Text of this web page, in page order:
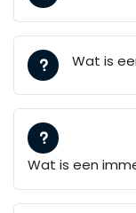
Wat is
Wat is een